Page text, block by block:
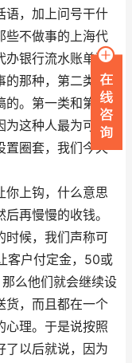
语，加上问号干什
些不做事的上海代
办银行流水账单这
的那种，第二类就
的。第一类和第三
这种人最为可
置圈套，我们今天
上钩，什么意思
再慢慢的收钱。
时候，我们声称可
客户付定金，50或
么他们就会继续设
货，而且都在一个
心理。于是说按照
了以后就说，因为